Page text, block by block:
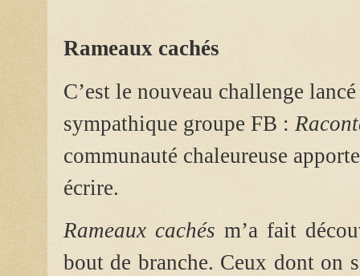
Rameaux cachés
C’est le nouveau challenge
sympathique groupe FB :
communauté chaleureuse
écrire.
Rameaux cachés m’a fait
bout de branche. Ceux dont on